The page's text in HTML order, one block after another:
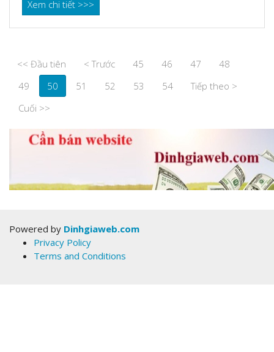
Xem chi tiết >>>
<< Đầu tiên < Trước 45 46 47
48
49
50 51 52 53 54
Tiếp theo >
Cuối >>
Powered by Dinhgiaweb.com
Privacy Policy
Terms and Conditions